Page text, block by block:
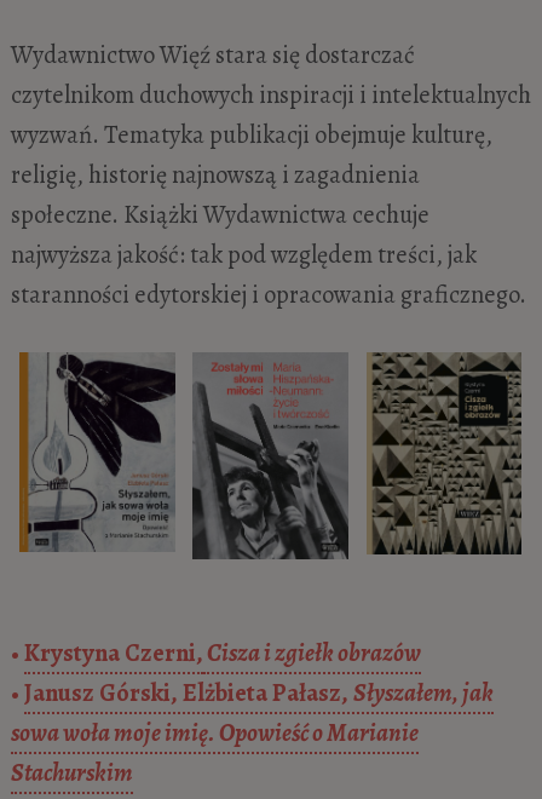
Wydawnictwo Więź stara się dostarczać
czytelnikom duchowych inspiracji i intelektualnych
wyzwań. Tematyka publikacji obejmuje kulturę,
religię, historię najnowszą i zagadnienia
społeczne. Książki Wydawnictwa cechuje
najwyższa jakość: tak pod względem treści, jak
staranności edytorskiej i opracowania graficznego.
•Krystyna Czerni,Cisza i zgiełk obrazów
•Janusz Górski, Elżbieta Pałasz,Słyszałem, jak
sowa woła moje imię. Opowieść o Marianie
Stachurskim